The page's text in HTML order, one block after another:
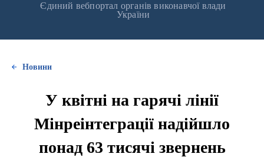
Єдиний вебпортал органів виконавчої влади
України
Новини
У квітні на гарячі лінії
Мінреінтеграції надійшло
понад 63 тисячі звернень